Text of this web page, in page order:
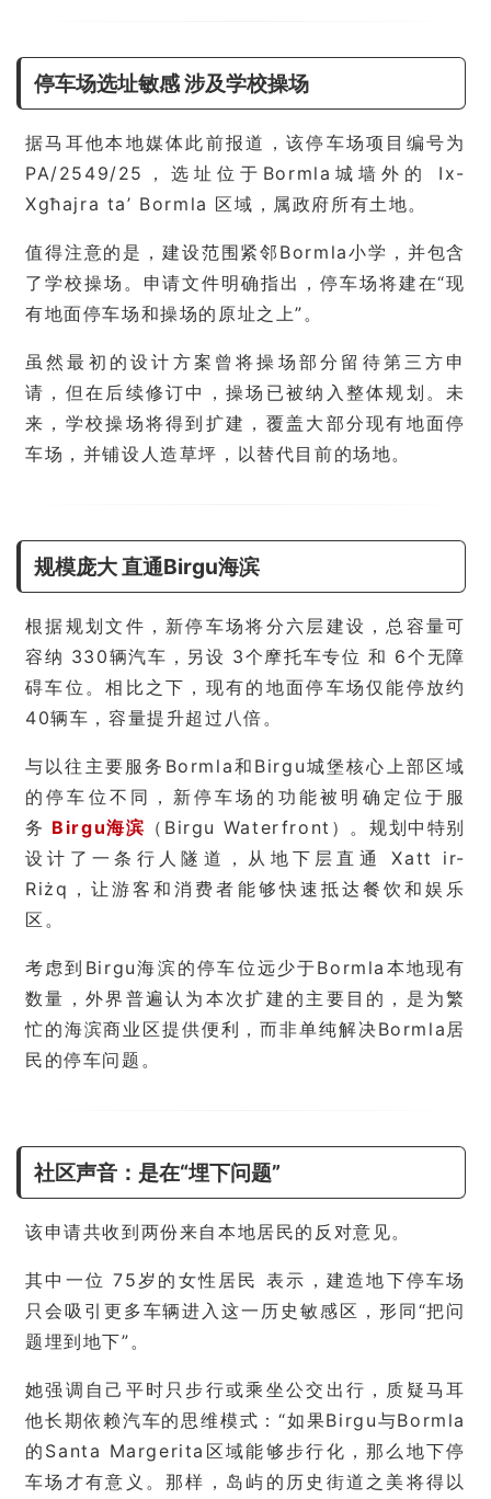
停车场选址敏感 涉及学校操场
据马耳他本地媒体此前报道，该停车场项目编号为
PA/2549/25，选址位于Bormla城墙外的 Ix-
Xgħajra ta’ Bormla 区域，属政府所有土地。
值得注意的是，建设范围紧邻Bormla小学，并包含
了学校操场。申请文件明确指出，停车场将建在“现
有地面停车场和操场的原址之上”。
虽然最初的设计方案曾将操场部分留待第三方申
请，但在后续修订中，操场已被纳入整体规划。未
来，学校操场将得到扩建，覆盖大部分现有地面停
车场，并铺设人造草坪，以替代目前的场地。
规模庞大 直通Birgu海滨
根据规划文件，新停车场将分六层建设，总容量可
容纳 330辆汽车，另设 3个摩托车专位 和 6个无障
碍车位。相比之下，现有的地面停车场仅能停放约
40辆车，容量提升超过八倍。
与以往主要服务Bormla和Birgu城堡核心上部区域
的停车位不同，新停车场的功能被明确定位于服
务 Birgu海滨 （Birgu Waterfront）。规划中特别
设计了一条行人隧道，从地下层直通 Xatt ir-
Riżq，让游客和消费者能够快速抵达餐饮和娱乐
区。
考虑到Birgu海滨的停车位远少于Bormla本地现有
数量，外界普遍认为本次扩建的主要目的，是为繁
忙的海滨商业区提供便利，而非单纯解决Bormla居
民的停车问题。
社区声音：是在“埋下问题”
该申请共收到两份来自本地居民的反对意见。
其中一位 75岁的女性居民 表示，建造地下停车场
只会吸引更多车辆进入这一历史敏感区，形同“把问
题埋到地下”。
她强调自己平时只步行或乘坐公交出行，质疑马耳
他长期依赖汽车的思维模式：“如果Birgu与Bormla
的Santa Margerita区域能够步行化，那么地下停
车场才有意义。那样，岛屿的历史街道之美将得以